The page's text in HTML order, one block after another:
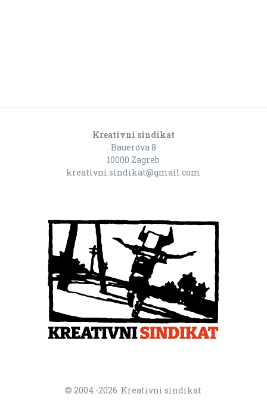
Kreativni sindikat
Bauerova 8
10000 Zagreb
kreativni.sindikat@gmail.com
© 2004.-2026. Kreativni sindikat